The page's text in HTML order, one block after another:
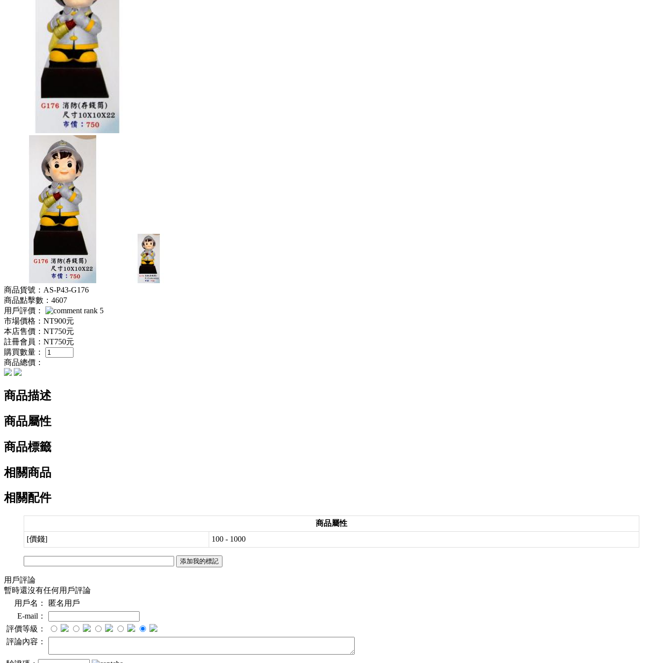
商品貨號：AS-P43-G176
商品點擊數：4607
用戶評價：
市場價格： NT900元
本店售價： NT750元
註冊會員： NT750元
購買數量：
商品總價：
商品描述
商品屬性
商品標籤
相關商品
相關配件
商品屬性
[價錢]
100 - 1000
用戶評論
暫時還沒有任何用戶評論
用戶名：
匿名用戶
E-mail：
評價等級：
評論內容：